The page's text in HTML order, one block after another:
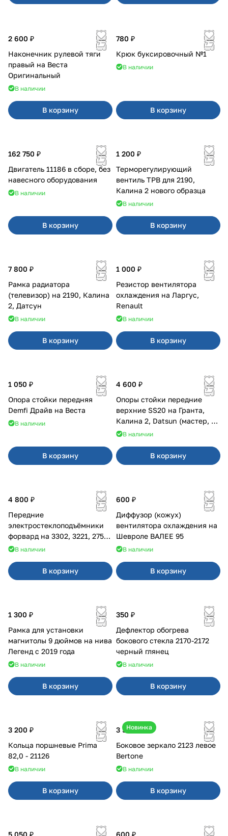
2 600 ₽
Наконечник рулевой тяги
правый на Веста
Оригинальный
В наличии
В корзину
780 ₽
Крюк буксировочный №1
В наличии
В корзину
162 750 ₽
Двигатель 11186 в сборе, без
навесного оборудования
В наличии
В корзину
1 200 ₽
Терморегулирующий
вентиль ТРВ для 2190,
Калина 2 нового образца
В наличии
В корзину
7 800 ₽
Рамка радиатора
(телевизор) на 2190, Калина
2, Датсун
В наличии
В корзину
1 000 ₽
Резистор вентилятора
охлаждения на Ларгус,
Renault
В наличии
В корзину
1 050 ₽
Опора стойки передняя
Demfi Драйв на Веста
В наличии
В корзину
4 600 ₽
Опоры стойки передние
верхние SS20 на Гранта,
Калина 2, Datsun (мастер, с
ЭлУР, с подшипником) 2шт
В наличии
В корзину
4 800 ₽
Передние
электростеклоподъёмники
форвард на 3302, 3221, 2752,
2217В наличии
В корзину
600 ₽
Диффузор (кожух)
вентилятора охлаждения на
Шевроле ВАЛЕЕ 95
В наличии
В корзину
1 300 ₽
Рамка для установки
магнитолы 9 дюймов на нива
Легенд с 2019 года
В наличии
В корзину
350 ₽
Дефлектор обогрева
бокового стекла 2170-2172
черный глянец
В наличии
В корзину
3 200 ₽
Кольца поршневые Prima
82,0 - 21126
В наличии
В корзину
Новинка
3 500 ₽
Боковое зеркало 2123 левое
Bertone
В наличии
В корзину
5 050 ₽ 600 ₽